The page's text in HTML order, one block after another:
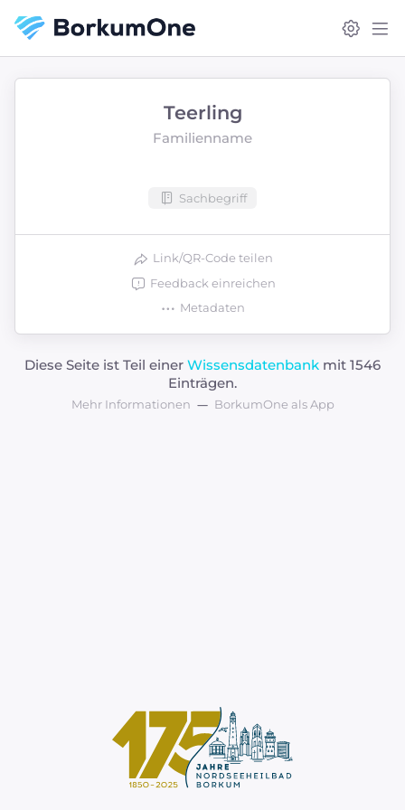
Teerling
Familienname
Sachbegriff
Link/QR-Code teilen
Feedback einreichen
Metadaten
Diese Seite ist Teil einer Wissensdatenbank mit 1546
Einträgen.
Mehr Informationen BorkumOne als App